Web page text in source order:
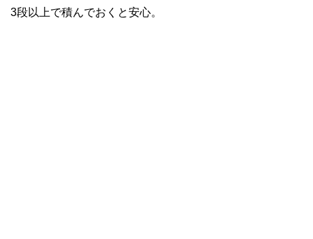
3段以上で積んでおくと安心。